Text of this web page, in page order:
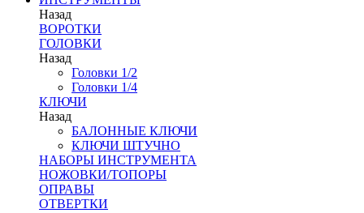
Назад
ВОРОТКИ
ГОЛОВКИ
Назад
Головки 1/2
Головки 1/4
КЛЮЧИ
Назад
БАЛОННЫЕ КЛЮЧИ
КЛЮЧИ ШТУЧНО
НАБОРЫ ИНСТРУМЕНТА
НОЖОВКИ/ТОПОРЫ
ОПРАВЫ
ОТВЕРТКИ